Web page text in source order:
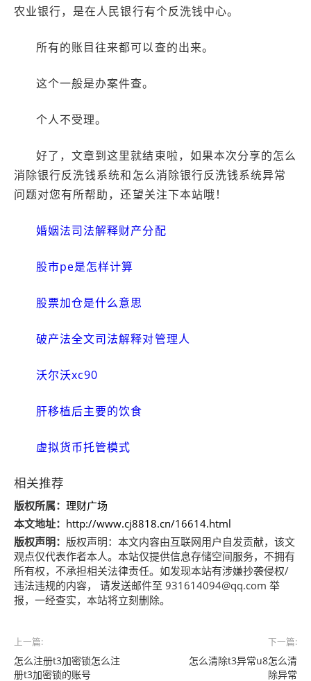
农业银行，是在人民银行有个反洗钱中心。
所有的账目往来都可以查的出来。
这个一般是办案件查。
个人不受理。
好了，文章到这里就结束啦，如果本次分享的怎么
消除银行反洗钱系统和怎么消除银行反洗钱系统异常
问题对您有所帮助，还望关注下本站哦！
婚姻法司法解释财产分配
股市pe是怎样计算
股票加仓是什么意思
破产法全文司法解释对管理人
沃尔沃xc90
肝移植后主要的饮食
虚拟货币托管模式
相关推荐
版权所属： 理财广场
本文地址： http://www.cj8818.cn/16614.html
版权声明： 版权声明： 本文内容由互联网用户自发贡献，该文
观点仅代表作者本人。本站仅提供信息存储空间服务，不拥有
所有权，不承担相关法律责任。如发现本站有涉嫌抄袭侵权/
违法违规的内容， 请发送邮件至 931614094@qq.com 举
报，一经查实，本站将立刻删除。
上一篇:
怎么注册t3加密锁怎么注
册t3加密锁的账号
下一篇:
怎么清除t3异常u8怎么清
除异常